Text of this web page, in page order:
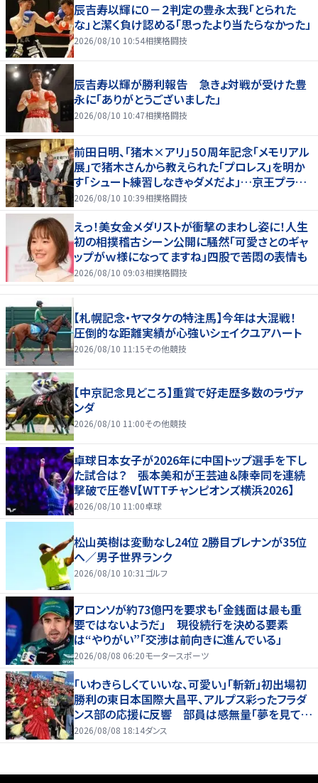
辰吉寿以輝に０－２判定の豊永太我「とられた
な」と潔く負け認める「思ったより当たらなかった」
2026/08/10 10:54相撲格闘技
辰吉寿以輝が勝利報告 急きょ対戦が受けた豊
永に「ありがとうございました」
2026/08/10 10:47相撲格闘技
前田日明、「猪木×アリ」５０周年記念「メモリアル
展」で猪木さんから教えられた「プロレス」を明か
す「シュート練習しなきゃダメだよ」…京王プラザ
ホテルで３１日まで
2026/08/10 10:39相撲格闘技
えっ！美女金メダリストが衝撃のまわし姿に！人生
初の相撲稽古シーン公開に騒然「可愛さとのギャ
ップがｗ様になってますね」四股で苦悶の表情も
2026/08/10 09:03相撲格闘技
【札幌記念・ヤマタケの特注馬】今年は大混戦！
圧倒的な距離実績が心強いシェイクユアハート
2026/08/10 11:15その他競技
【中京記念見どころ】重賞で好走歴多数のラヴァ
ンダ
2026/08/10 11:00その他競技
卓球日本女子が2026年に中国トップ選手を下し
た試合は？ 張本美和が王芸迪＆陳幸同を連続
撃破で圧巻V【WTTチャンピオンズ横浜2026】
2026/08/10 11:00卓球
松山英樹は変動なし24位 2勝目ブレナンが35位
へ／男子世界ランク
2026/08/10 10:31 ゴルフ
アロンソが約73億円を要求も「金銭面は最も重
要ではないようだ」 現役続行を決める要素
は“やりがい”「交渉は前向きに進んでいる」
2026/08/08 06:20モータースポーツ
「いわきらしくていいな、可愛い」「斬新」初出場初
勝利の東日本国際大昌平、アルプス彩ったフラダ
ンス部の応援に反響 部員は感無量「夢を見てい
るよう」
2026/08/08 18:14ダンス